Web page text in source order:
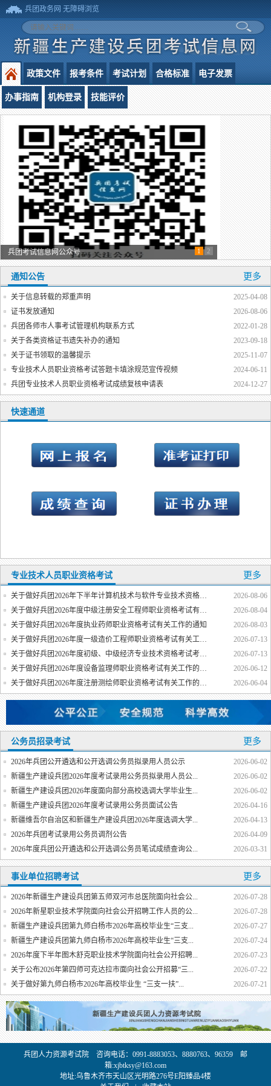
兵团政务网 无障碍浏览
政策文件 报考条件 考试计划 合格标准 电子发票
办事指南 机构登录 技能评价
兵团考试信息网公众号
各师市人事考试管理机构联系方式 1 2
通知公告 更多
关于信息转载的郑重声明
2025-04-08
证书发放通知
2026-08-06
兵团各师市人事考试管理机构联系方式
2022-01-28
关于各类资格证书遗失补办的通知
2023-09-18
关于证书领取的温馨提示
2025-11-07
专业技术人员职业资格考试答题卡填涂规范宣传视频
2024-06-11
兵团专业技术人员职业资格考试成绩复核申请表
2024-12-27
快速通道
专业技术人员职业资格考试 更多
关于做好兵团2026年下半年计算机技术与软件专业技术资格（水平）考试有关工作的通知
2026-08-06
关于做好兵团2026年度中级注册安全工程师职业资格考试有关工作的通知
2026-08-04
关于做好兵团2026年度执业药师职业资格考试有关工作的通知
2026-08-03
关于做好兵团2026年度一级造价工程师职业资格考试有关工作的通知
2026-07-13
关于做好兵团2026年度初级、中级经济专业技术资格考试考务工作的通知
2026-07-13
关于做好兵团2026年度设备监理师职业资格考试有关工作的通知
2026-06-12
关于做好兵团2026年度注册测绘师职业资格考试有关工作的通知
2026-06-04
公务员招录考试 更多
2026年兵团公开遴选和公开选调公务员拟录用人员公示
2026-06-02
新疆生产建设兵团2026年度考试录用公务员拟录用人员公...
2026-06-02
新疆生产建设兵团2026年度面向部分高校选调大学毕业生...
2026-06-02
新疆生产建设兵团2026年度考试录用公务员面试公告
2026-04-16
新疆维吾尔自治区和新疆生产建设兵团2026年度选调大学...
2026-04-13
2026年兵团考试录用公务员调剂公告
2026-04-09
2026年度兵团公开遴选和公开选调公务员笔试成绩查询公...
2026-03-31
事业单位招聘考试 更多
2026年新疆生产建设兵团第五师双河市总医院面向社会公...
2026-07-28
2026年新星职业技术学院面向社会公开招聘工作人员的公...
2026-07-28
新疆生产建设兵团第九师白杨市2026年高校毕业生“三支...
2026-07-27
新疆生产建设兵团第九师白杨市2026年高校毕业生“三支...
2026-07-24
2026年度下半年图木舒克职业技术学院面向社会公开招聘...
2026-07-23
关于公布2026年第四师可克达拉市面向社会公开招募“三...
2026-07-22
关于做好第九师白杨市2026年高校毕业生 “三支一扶”...
2026-07-21
兵团人力资源考试院 咨询电话：0991-8883053、8880763、96359 邮
箱:xjbtksy@163.com
地址:乌鲁木齐市天山区光明路276号E阳臻品4楼